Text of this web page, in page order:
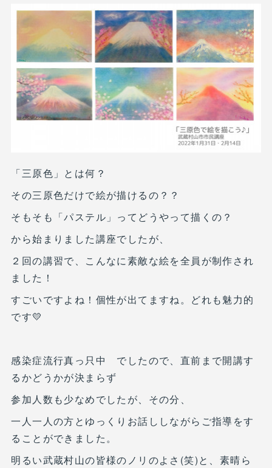
「三原色」とは何？
その三原色だけで絵が描けるの？？
そもそも「パステル」ってどうやって描くの？
から始まりました講座でしたが、
２回の講習で、こんなに素敵な絵を全員が制作され
ました！
すごいですよね！個性が出てますね。どれも魅力的
です💛
感染症流行真っ只中 でしたので、直前まで開講す
るかどうかが決まらず
参加人数も少なめでしたが、その分、
一人一人の方とゆっくりお話ししながらご指導をす
ることができました。
明るい武蔵村山の皆様のノリのよさ(笑)と、素晴ら